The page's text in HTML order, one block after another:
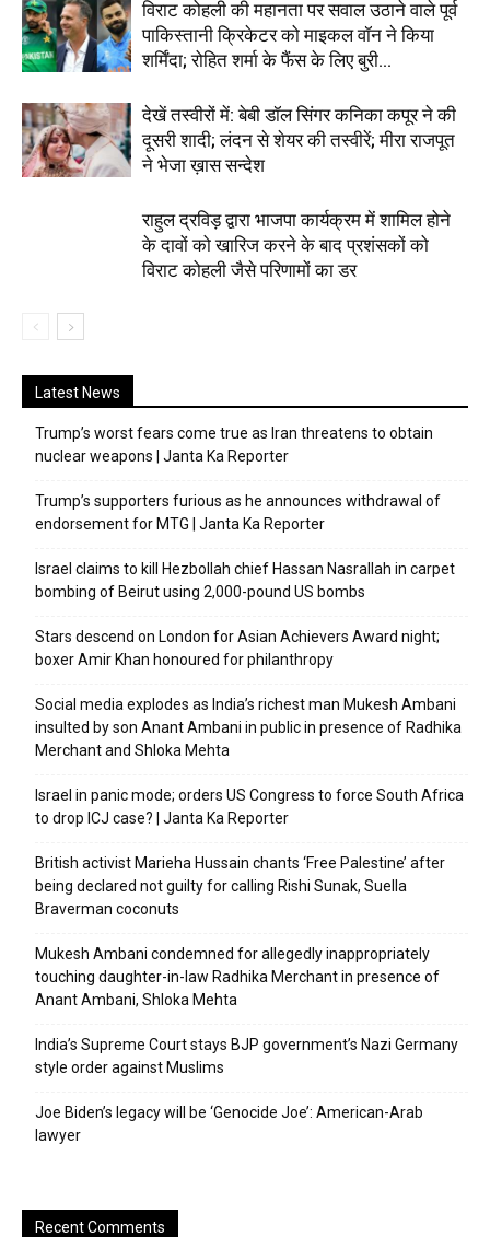
विराट कोहली की महानता पर सवाल उठाने वाले पूर्व
पाकिस्तानी क्रिकेटर को माइकल वॉन ने किया
शर्मिंदा; रोहित शर्मा के फैंस के लिए बुरी...
देखें तस्वीरों में: बेबी डॉल सिंगर कनिका कपूर ने की
दूसरी शादी; लंदन से शेयर की तस्वीरें; मीरा राजपूत
ने भेजा ख़ास सन्देश
राहुल द्रविड़ द्वारा भाजपा कार्यक्रम में शामिल होने
के दावों को खारिज करने के बाद प्रशंसकों को
विराट कोहली जैसे परिणामों का डर
Latest News
Trump’s worst fears come true as Iran threatens to obtain
nuclear weapons | Janta Ka Reporter
Trump’s supporters furious as he announces withdrawal of
endorsement for MTG | Janta Ka Reporter
Israel claims to kill Hezbollah chief Hassan Nasrallah in carpet
bombing of Beirut using 2,000-pound US bombs
Stars descend on London for Asian Achievers Award night;
boxer Amir Khan honoured for philanthropy
Social media explodes as India’s richest man Mukesh Ambani
insulted by son Anant Ambani in public in presence of Radhika
Merchant and Shloka Mehta
Israel in panic mode; orders US Congress to force South Africa
to drop ICJ case? | Janta Ka Reporter
British activist Marieha Hussain chants ‘Free Palestine’ after
being declared not guilty for calling Rishi Sunak, Suella
Braverman coconuts
Mukesh Ambani condemned for allegedly inappropriately
touching daughter-in-law Radhika Merchant in presence of
Anant Ambani, Shloka Mehta
India’s Supreme Court stays BJP government’s Nazi Germany
style order against Muslims
Joe Biden’s legacy will be ‘Genocide Joe’: American-Arab
lawyer
Recent Comments